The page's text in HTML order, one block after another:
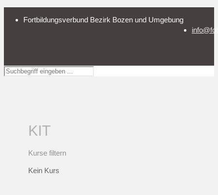
Fortbildungsverbund Bezirk Bozen und Umgebung
KIT
Kurse filtern
Kein Kurs